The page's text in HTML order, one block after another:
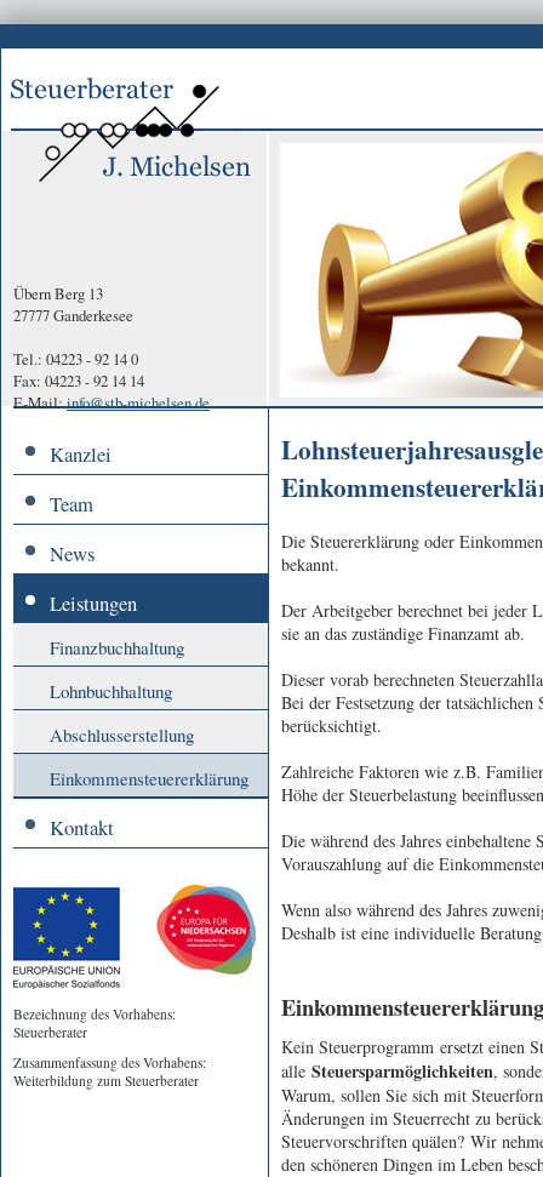
Übern Berg 13
27777 Ganderkesee
Tel.: 04223 - 92 14 0
Fax: 04223 - 92 14 14
E-Mail:info@stb-michelsen.de
Die Steuererklärung oder
bekannt.
Der Arbeitgeber berechnet bei jeder
sie an das zuständige Finanzamt ab.
Dieser vorab berechneten
Bei der Festsetzung der
berücksichtigt.
Zahlreiche Faktoren wie z.B.
Höhe der Steuerbelastung
Die während des Jahres
Vorauszahlung auf die
Wenn also während des Jahres
Deshalb ist eine individuelle
Kein Steuerprogramm ersetzt einen
alle Steuersparmöglichkeiten,
Warum, sollen Sie sich mit
Änderungen im Steuerrecht zu
Steuervorschriften quälen? Wir
den schöneren Dingen im Leben
Kanzlei
Team
News
Leistungen
Finanzbuchhaltung
Lohnbuchhaltung
Abschlusserstellung
Einkommen­steuererklärung
Kontakt
Bezeichnung des Vorhabens:
Steuerberater
Zusammenfassung des Vorhabens:
Weiterbildung zum Steuerberater